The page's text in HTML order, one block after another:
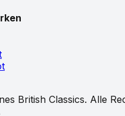
British Classics. Alle